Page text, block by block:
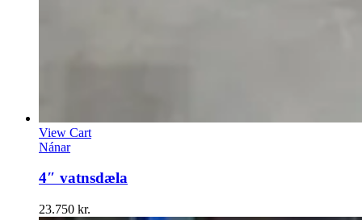
View Cart
Nánar
4″ vatnsdæla
23.750 kr.